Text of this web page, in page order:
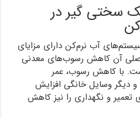
سختی گیر در
آب نرم‌کن دارای مزایای
آن کاهش رسوب‌های معدنی
با کاهش رسوب، عمر
دیگر وسایل خانگی افزایش
تعمیر و نگهداری را نیز کاهش